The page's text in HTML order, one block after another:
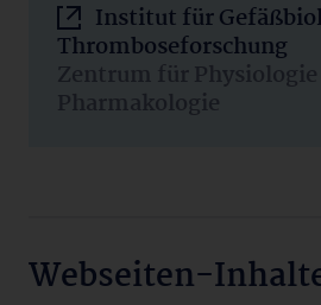
Institut für
Thromboseforschung
Zentrum für Physiologie
Pharmakologie
Webseiten-